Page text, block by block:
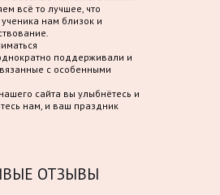
всё то лучшее, что
нам близок и
поддерживали и
с особенными
сайта вы улыбнётесь и
нам, и ваш праздник
ОТЗЫВЫ